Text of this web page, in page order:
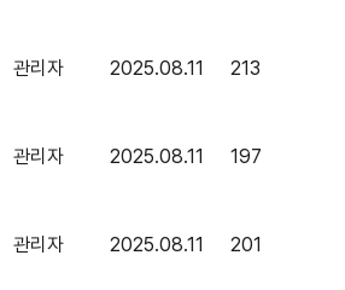
관리자 2025.08.11 213
관리자 2025.08.11 197
관리자 2025.08.11 201